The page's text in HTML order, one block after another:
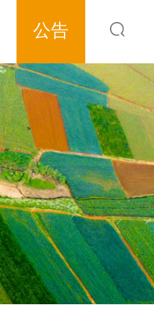
公告